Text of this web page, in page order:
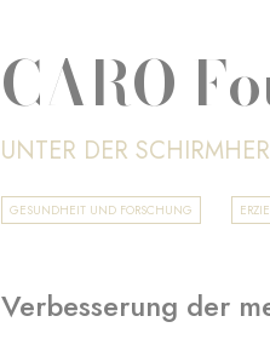
CARO
UNTER DER
GESUNDHEIT UND FORSCHUNG
Verbesserung der